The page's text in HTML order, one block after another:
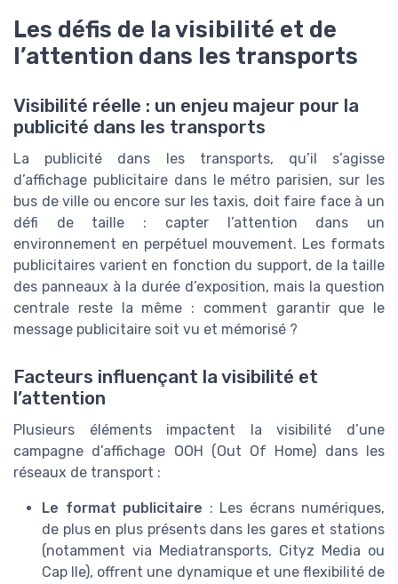
Les défis de la visibilité et de
l’attention dans les transports
Visibilité réelle : un enjeu majeur pour la
publicité dans les transports
La publicité dans les transports, qu’il s’agisse
d’affichage publicitaire dans le métro parisien, sur les
bus de ville ou encore sur les taxis, doit faire face à un
défi de taille : capter l’attention dans un
environnement en perpétuel mouvement. Les formats
publicitaires varient en fonction du support, de la taille
des panneaux à la durée d’exposition, mais la question
centrale reste la même : comment garantir que le
message publicitaire soit vu et mémorisé ?
Facteurs influençant la visibilité et
l’attention
Plusieurs éléments impactent la visibilité d’une
campagne d’affichage OOH (Out Of Home) dans les
réseaux de transport :
Le format publicitaire : Les écrans numériques,
de plus en plus présents dans les gares et stations
(notamment via Mediatransports, Cityz Media ou
Cap Ile), offrent une dynamique et une flexibilité de